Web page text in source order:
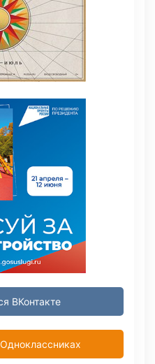
ВКонтакте